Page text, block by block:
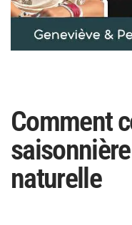
Comment
naturelle